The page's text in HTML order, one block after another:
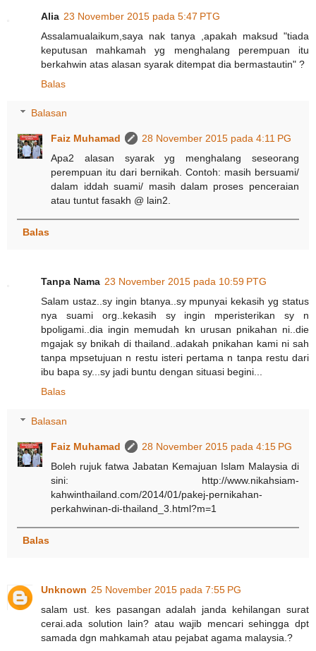
Alia 23 November 2015 pada 5:47 PTG
Assalamualaikum,saya nak tanya ,apakah maksud "tiada
keputusan mahkamah yg menghalang perempuan itu
berkahwin atas alasan syarak ditempat dia bermastautin" ?
Balas
Balasan
Faiz Muhamad
28 November 2015 pada 4:11 PG
Apa2 alasan syarak yg menghalang seseorang
perempuan itu dari bernikah. Contoh: masih bersuami/
dalam iddah suami/ masih dalam proses penceraian
atau tuntut fasakh @ lain2.
Balas
Tanpa Nama 23 November 2015 pada 10:59 PTG
Salam ustaz..sy ingin btanya..sy mpunyai kekasih yg status
nya suami org..kekasih sy ingin mperisterikan sy n
bpoligami..dia ingin memudah kn urusan pnikahan ni..die
mgajak sy bnikah di thailand..adakah pnikahan kami ni sah
tanpa mpsetujuan n restu isteri pertama n tanpa restu dari
ibu bapa sy...sy jadi buntu dengan situasi begini...
Balas
Balasan
Faiz Muhamad
28 November 2015 pada 4:15 PG
Boleh rujuk fatwa Jabatan Kemajuan Islam Malaysia di
sini: http://www.nikahsiam-
kahwinthailand.com/2014/01/pakej-pernikahan-
perkahwinan-di-thailand_3.html?m=1
Balas
Unknown 25 November 2015 pada 7:55 PG
salam ust. kes pasangan adalah janda kehilangan surat
cerai.ada solution lain? atau wajib mencari sehingga dpt
samada dgn mahkamah atau pejabat agama malaysia.?